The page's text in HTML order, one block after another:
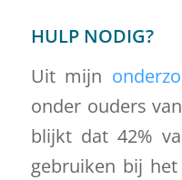
HULP NODIG?
Uit mijn
onder ouders
blijkt dat 42%
gebruiken bij